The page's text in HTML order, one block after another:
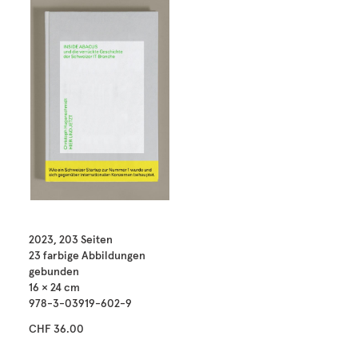
2023, 203 Seiten
23 farbige Abbildungen
gebunden
16 × 24 cm
978-3-03919-602-9
CHF 36.00